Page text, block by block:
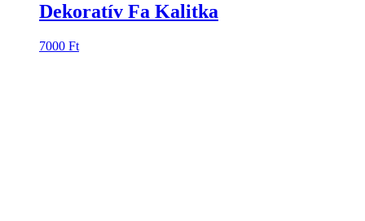
Dekoratív Fa Kalitka
7000 Ft